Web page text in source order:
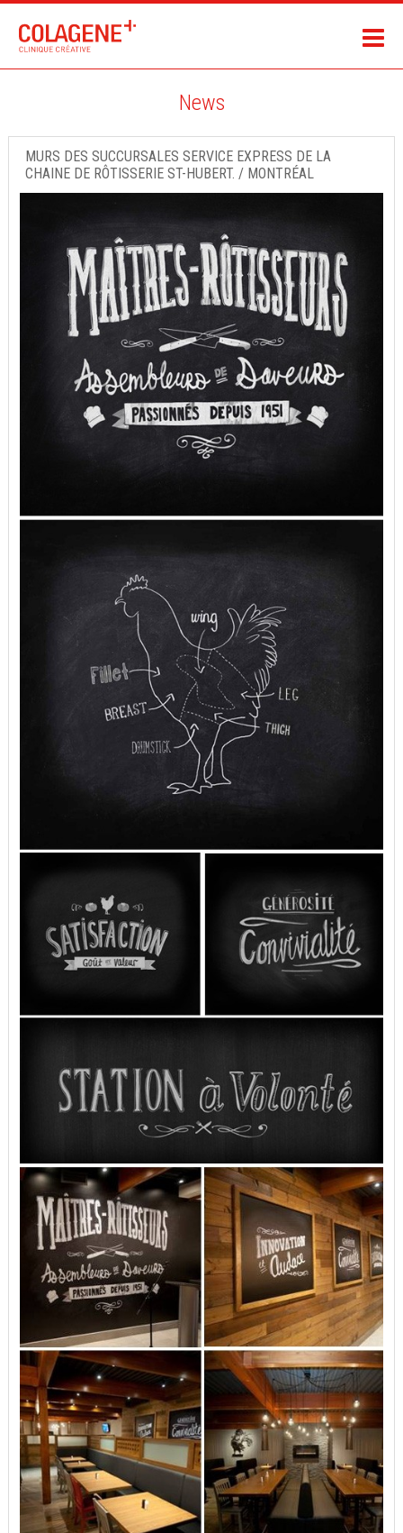
News
MURS DES SUCCURSALES SERVICE EXPRESS DE LA
CHAINE DE RÔTISSERIE ST-HUBERT. / MONTRÉAL